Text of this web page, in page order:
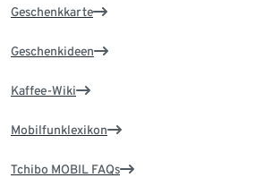
Geschenkkarte
Geschenkideen
Kaffee-Wiki
Mobilfunklexikon
Tchibo MOBIL FAQs